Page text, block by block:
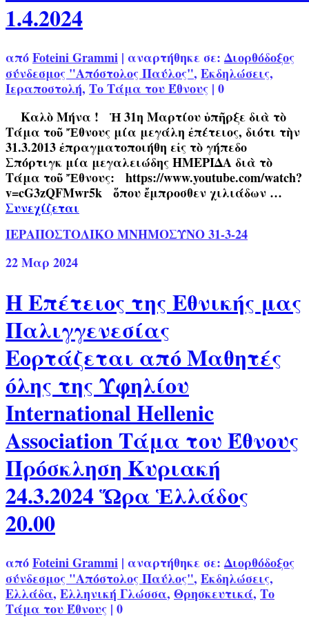
1.4.2024
απόFoteini Grammi | αναρτήθηκε σε:Διορθόδοξος
σύνδεσμος "Απόστολος Παύλος", Εκδηλώσεις,
Ιεραποστολή, Το Τάμα του Έθνους | 0
Καλὸ Μήνα ! Ἡ 31η Μαρτίου ὑπῆρξε διὰ τὸ
Τάμα τοῦ Ἔθνους μία μεγάλη ἐπέτειος, διότι τὴν
31.3.2013 ἐπραγματοποιήθη εἰς τὸ γήπεδο
Σπόρτιγκ μία μεγαλειώδης ΗΜΕΡΙΔΑ διὰ τὸ
Τάμα τοῦ Ἔθνους: https://www.youtube.com/watch?
v=cG3zQFMwr5k ὅπου ἔμπροσθεν χιλιάδων …
Συνεχίζεται
ΙΕΡΑΠΟΣΤΟΛΙΚΟ ΜΝΗΜΟΣΥΝΟ 31-3-24
22Μαρ 2024
Η Επέτειος της Εθνικής μας
Παλιγγενεσίας
Εορτάζεται από Μαθητές
όλης της Υφηλίου
International Hellenic
Association Τάμα του Έθνους
Πρόσκληση Κυριακή
24.3.2024 Ὥρα Ἑλλάδος
20.00
απόFoteini Grammi | αναρτήθηκε σε:Διορθόδοξος
σύνδεσμος "Απόστολος Παύλος", Εκδηλώσεις,
Ελλάδα, Ελληνική Γλώσσα, Θρησκευτικά, Το
Τάμα του Έθνους | 0